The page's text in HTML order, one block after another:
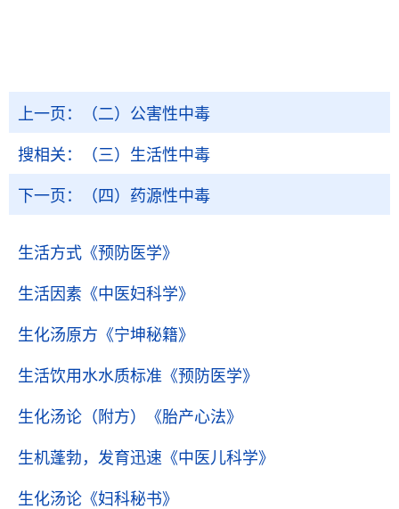
上一页： （二）公害性中毒
搜相关： （三）生活性中毒
下一页： （四）药源性中毒
生活方式 《预防医学》
生活因素 《中医妇科学》
生化汤原方 《宁坤秘籍》
生活饮用水水质标准 《预防医学》
生化汤论（附方） 《胎产心法》
生机蓬勃，发育迅速 《中医儿科学》
生化汤论 《妇科秘书》